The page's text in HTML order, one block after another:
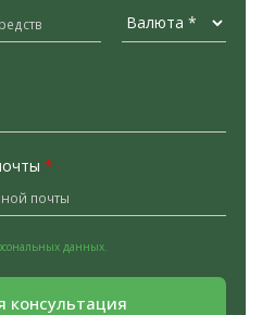
*
данных.
консультация